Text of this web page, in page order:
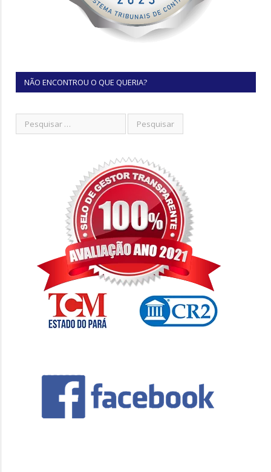
NÃO ENCONTROU O QUE QUERIA?